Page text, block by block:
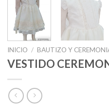
INICIO / BAUTIZO Y
VESTIDO